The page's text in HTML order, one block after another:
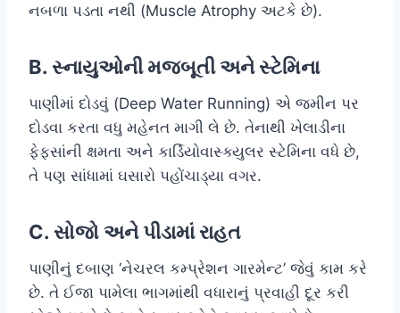
નબળા પડતા નથી (Muscle Atrophy અટકે છે).
B. સ્નાયુઓની મજબૂતી અને સ્ટેમિના
પાણીમાં દોડવું (Deep Water Running) એ જમીન પર
દોડવા કરતા વધુ મહેનત માગી લે છે. તેનાથી ખેલાડીના
ફેફસાંની ક્ષમતા અને કાર્ડિયોવાસ્ક્યુલર સ્ટેમિના વધે છે,
તે પણ સાંધામાં ઘસારો પહોંચાડ્યા વગર.
C. સોજો અને પીડામાં રાહત
પાણીનું દબાણ ‘નેચરલ કમ્પ્રેશન ગારમેન્ટ’ જેવું કામ કરે
છે. તે ઈજા પામેલા ભાગમાંથી વધારાનું પ્રવાહી દૂર કરી